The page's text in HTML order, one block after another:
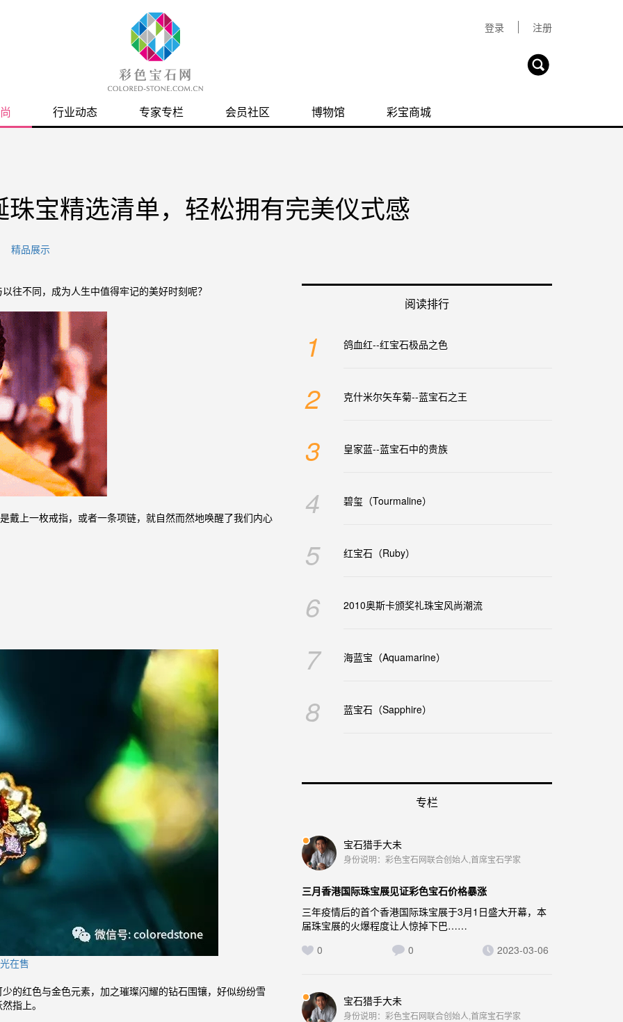
登录 注册
行业动态 专家专栏 会员社区 博物馆 彩宝商城
宝精选清单，轻松拥有完美仪式感
精品展示
往不同，成为人生中值得牢记的美好时刻呢？
戴上一枚戒指，或者一条项链，就自然而然地唤醒了我们内心
在售
的红色与金色元素，加之璀璨闪耀的钻石围镶，好似纷纷雪
指上。
阅读排行
1 鸽血红--红宝石极品之色
2 克什米尔矢车菊--蓝宝石之王
3 皇家蓝--蓝宝石中的贵族
4 碧玺（Tourmaline）
5 红宝石（Ruby）
6 2010奥斯卡颁奖礼珠宝风尚潮流
7 海蓝宝（Aquamarine）
8 蓝宝石（Sapphire）
专栏
宝石猎手大未
身份说明：彩色宝石网联合创始人,首席宝石学家
三月香港国际珠宝展见证彩色宝石价格暴涨
三年疫情后的首个香港国际珠宝展于3月1日盛大开幕，本
届珠宝展的火爆程度让人惊掉下巴……
0
0 2023-03-06
宝石猎手大未
身份说明：彩色宝石网联合创始人,首席宝石学家